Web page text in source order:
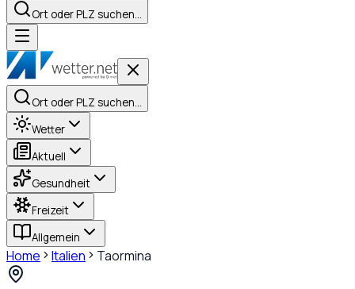
Ort oder PLZ suchen…
Ort oder PLZ suchen…
Wetter
Aktuell
Gesundheit
Freizeit
Allgemein
Home Italien Taormina